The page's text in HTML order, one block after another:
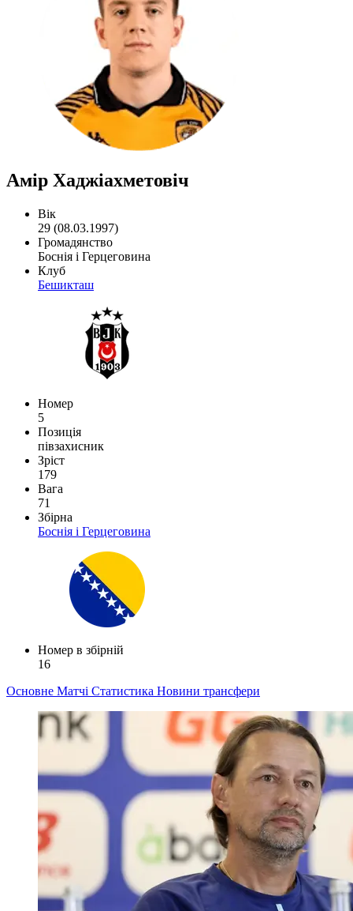
Амір Хаджіахметовіч
Вік
29 (08.03.1997)
Громадянство
Боснія і Герцеговина
Клуб
Бешикташ
Номер
5
Позиція
півзахисник
Зріст
179
Вага
71
Збірна
Боснія і Герцеговина
Номер в збірній
16
Основне Матчі Статистика Новини трансфери